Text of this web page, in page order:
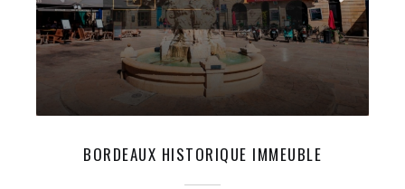
BORDEAUX HISTORIQUE IMMEUBLE